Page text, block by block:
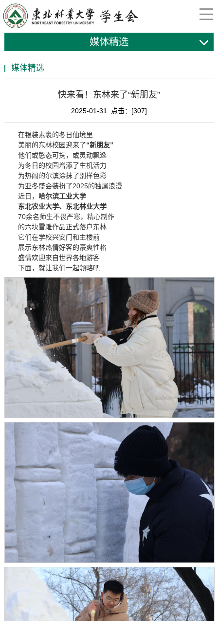
媒体精选
媒体精选
快来看！东林来了“新朋友”
2025-01-31 点击：[307]
在银装素裹的冬日仙境里
美丽的东林校园迎来了“新朋友”
他们或憨态可掬，或灵动飘逸
为冬日的校园增添了生机活力
为热闹的尔滨涂抹了别样色彩
为亚冬盛会装扮了2025的独属浪漫
近日， 哈尔滨工业大学
东北农业大学、 东北林业大学
70余名师生不畏严寒，精心制作
的六块雪雕作品正式落户东林
它们在学校兴安门和主楼前
展示东林热情好客的豪爽性格
盛情欢迎来自世界各地游客
下面，就让我们一起领略吧